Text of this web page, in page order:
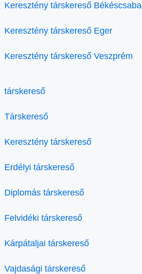
Keresztény társkereső Békéscsaba
Keresztény társkereső Eger
Keresztény társkereső Veszprém
társkereső
Társkereső
Keresztény társkereső
Erdélyi társkereső
Diplomás társkereső
Felvidéki társkereső
Kárpátaljai társkereső
Vajdasági társkereső